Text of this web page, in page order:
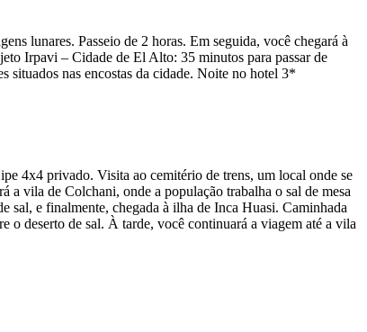
lunares. Passeio de 2 horas. Em seguida, você chegará à
Irpavi – Cidade de El Alto: 35 minutos para passar de
situados nas encostas da cidade. Noite no hotel 3*
4x4 privado. Visita ao cemitério de trens, um local onde se
a vila de Colchani, onde a população trabalha o sal de mesa
sal, e finalmente, chegada à ilha de Inca Huasi. Caminhada
o deserto de sal. À tarde, você continuará a viagem até a vila